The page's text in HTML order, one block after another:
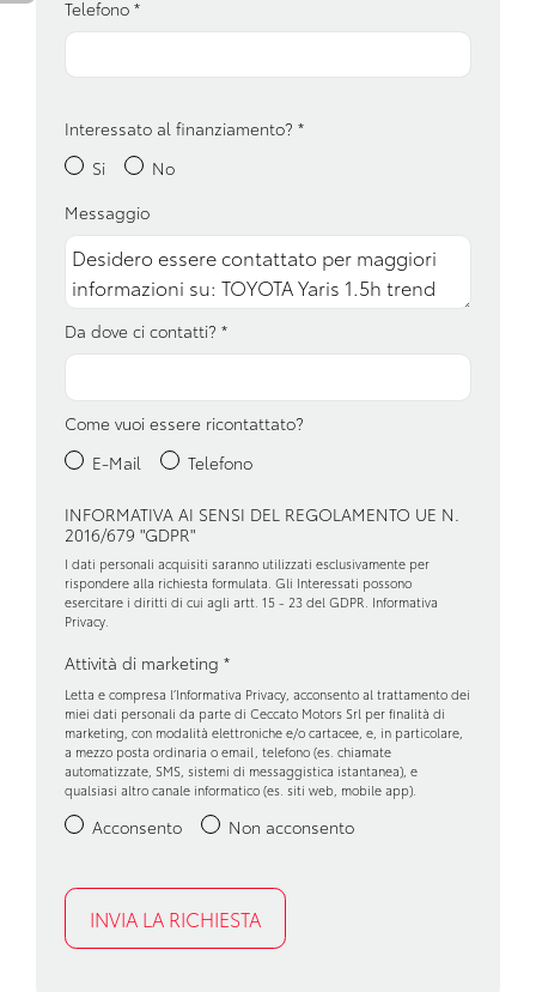
Console centrale multifunzione
Controllo della trazione
Display multifunzione
Fari a led
Fari con accensione automatica
Fari con accensione automatica + sensore pioggia
Fari posteriori a led
Fendinebbia anteriori
Freno di stazionamento elettrico
Garanzie
Interni in tessuto
Kit riparazione pneumatici / tirefit
Luci di emergenza
Maniglie esterne in tinta
Pacchetto sicurezza
Partenza in salita assistita
Personalizzazioni linea e stile
Riconoscimento segnali stradali
Sedili abbattibili
Telefono *
Interessato al finanziamento? *
Si
No
Messaggio
Da dove ci contatti? *
Come vuoi essere ricontattato?
E-Mail
Telefono
INFORMATIVA AI SENSI DEL REGOLAMENTO UE N.
2016/679 "GDPR"
I dati personali acquisiti saranno utilizzati esclusivamente per
rispondere alla richiesta formulata. Gli Interessati possono
esercitare i diritti di cui agli artt. 15 - 23 del GDPR. Informativa
Privacy
Attività di marketing *
Letta e compresa l’Informativa Privacy , acconsento al trattamento dei
miei dati personali da parte di Ceccato Motors Srl per finalità di
marketing, con modalità elettroniche e/o cartacee, e, in particolare,
a mezzo posta ordinaria o email, telefono (es. chiamate
automatizzate, SMS, sistemi di messaggistica istantanea), e
qualsiasi altro canale informatico (es. siti web, mobile app).
Acconsento Non acconsento